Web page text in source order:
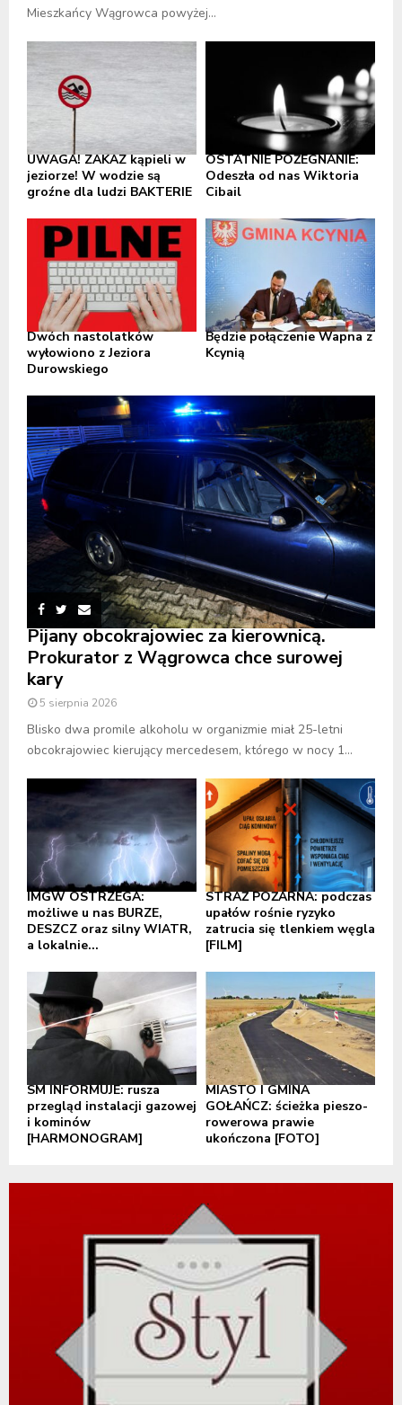
Mieszkańcy Wągrowca powyżej...
UWAGA! ZAKAZ kąpieli w
jeziorze! W wodzie są
groźne dla ludzi BAKTERIE
OSTATNIE POŻEGNANIE:
Odeszła od nas Wiktoria
Cibail
Dwóch nastolatków
wyłowiono z Jeziora
Durowskiego
Będzie połączenie Wapna z
Kcynią
Pijany obcokrajowiec za kierownicą.
Prokurator z Wągrowca chce surowej
kary
5 sierpnia 2026
Blisko dwa promile alkoholu w organizmie miał 25-letni
obcokrajowiec kierujący mercedesem, którego w nocy 1...
IMGW OSTRZEGA:
możliwe u nas BURZE,
DESZCZ oraz silny WIATR,
a lokalnie...
STRAŻ POŻARNA: podczas
upałów rośnie ryzyko
zatrucia się tlenkiem węgla
[FILM]
SM INFORMUJE: rusza
przegląd instalacji gazowej
i kominów
[HARMONOGRAM]
MIASTO I GMINA
GOŁAŃCZ: ścieżka pieszo-
rowerowa prawie
ukończona [FOTO]